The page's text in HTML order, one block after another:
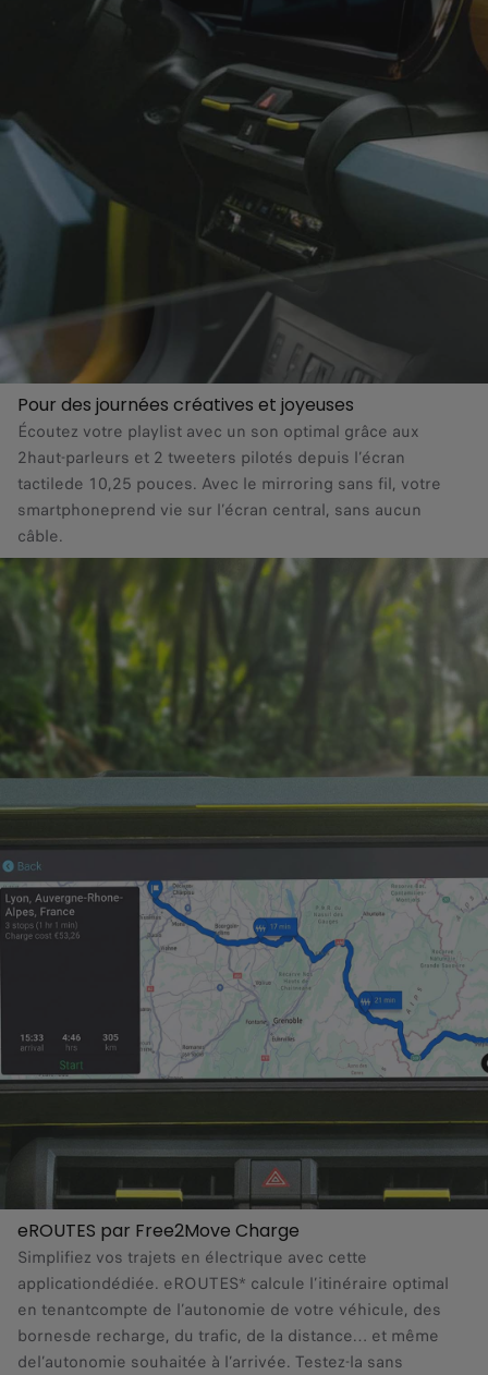
Pour des journées créatives et joyeuses
Écoutez votre playlist avec un son optimal grâce aux
2haut-parleurs et 2 tweeters pilotés depuis l’écran
tactilede 10,25 pouces. Avec le mirroring sans fil, votre
smartphoneprend vie sur l’écran central, sans aucun
câble.
eROUTES par Free2Move Charge
Simplifiez vos trajets en électrique avec cette
applicationdédiée. eROUTES* calcule l’itinéraire optimal
en tenantcompte de l’autonomie de votre véhicule, des
bornesde recharge, du trafic, de la distance… et même
del’autonomie souhaitée à l’arrivée. Testez-la sans